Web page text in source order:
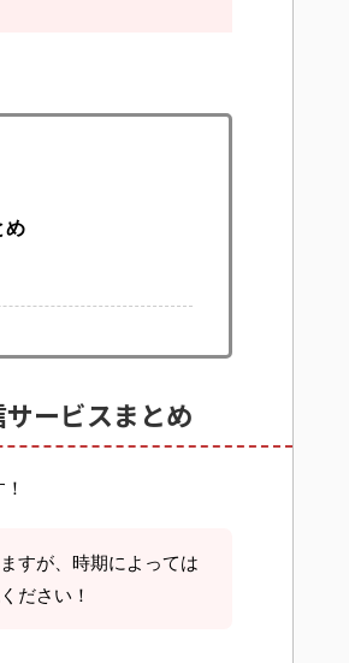
め
ービスまとめ
すが、時期によっては
ださい！